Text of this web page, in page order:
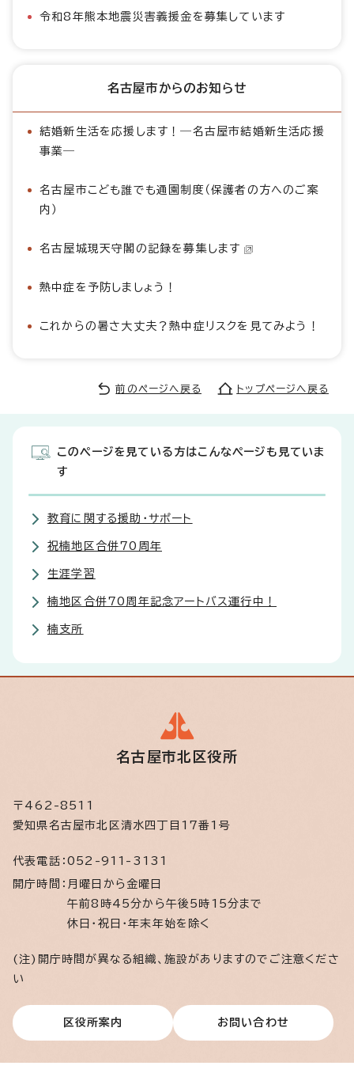
令和8年熊本地震災害義援金を募集しています
名古屋市からのお知らせ
結婚新生活を応援します！―名古屋市結婚新生活応援
事業―
名古屋市こども誰でも通園制度（保護者の方へのご案
内）
名古屋城現天守閣の記録を募集します
熱中症を予防しましょう！
これからの暑さ大丈夫？熱中症リスクを見てみよう！
前のページへ戻る トップページへ戻る
このページを見ている方はこんなページも見ていま
す
教育に関する援助・サポート
祝楠地区合併70周年
生涯学習
楠地区合併70周年記念アートバス運行中！
楠支所
名古屋市北区役所
〒462-8511
愛知県名古屋市北区清水四丁目17番1号
代表電話： 052-911-3131
開庁時間： 月曜日から金曜日
午前8時45分から午後5時15分まで
休日・祝日・年末年始を除く
(注)開庁時間が異なる組織、施設がありますのでご注意くださ
い
区役所案内 お問い合わせ